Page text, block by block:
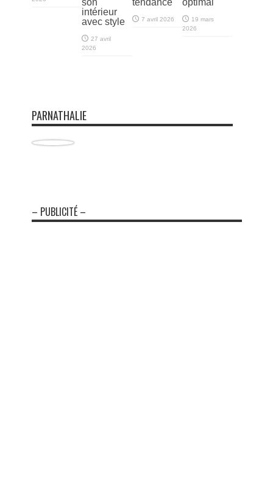
son
intérieur
avec style
27 avril
2026
tendance
7 avril 2026
optimal
19 mars
2026
PARNATHALIE
– PUBLICITÉ –